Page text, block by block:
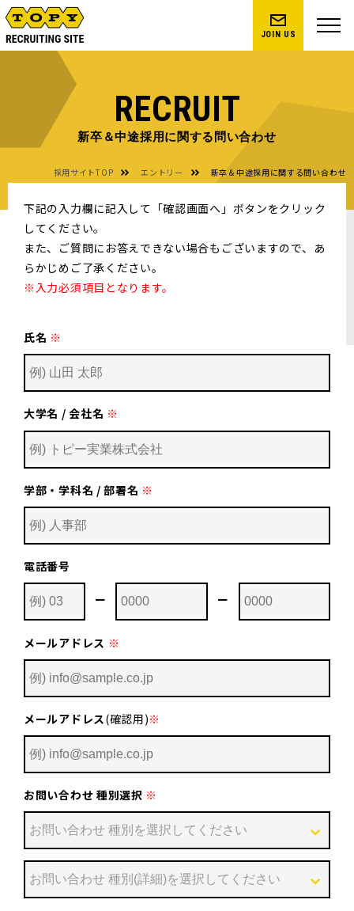
JOIN US
RECRUIT
新卒＆中途採用に関する問い合わせ
採用サイトTOP エントリー 新卒＆中途採用に関する問い合わせ
下記の入力欄に記入して「確認画面へ」ボタンをクリック
してください。
また、ご質問にお答えできない場合もございますので、あ
らかじめご了承ください。
※入力必須項目となります。
氏名 ※
大学名 / 会社名 ※
学部・学科名 / 部署名 ※
電話番号
ー ー
メールアドレス ※
メールアドレス(確認用)※
お問い合わせ 種別選択 ※